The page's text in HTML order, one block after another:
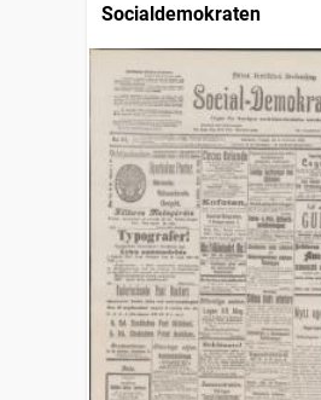
Socialdemokraten